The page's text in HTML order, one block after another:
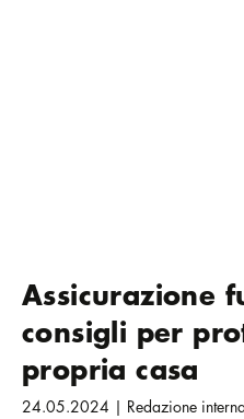
Assicurazione
consigli per
propria casa
24.05.2024 | Redazione